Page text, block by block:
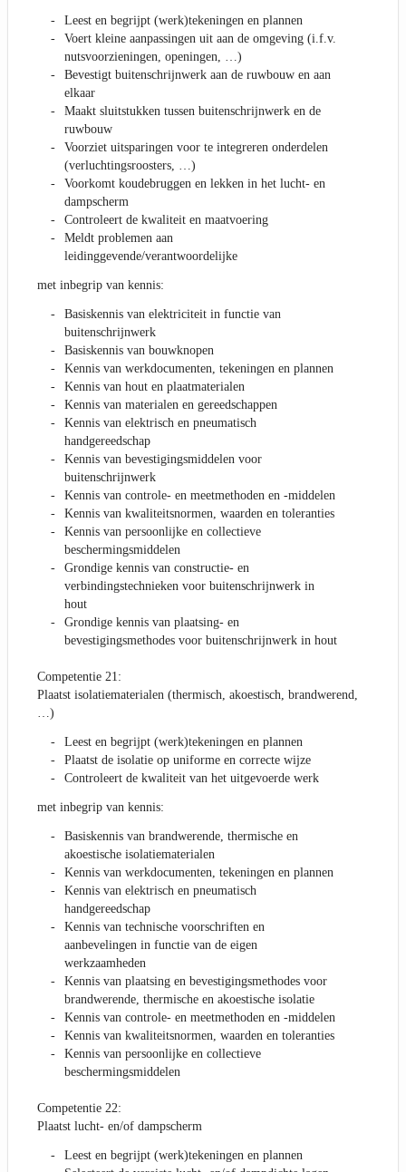
Leest en begrijpt (werk)tekeningen en plannen
Voert kleine aanpassingen uit aan de omgeving (i.f.v.
nutsvoorzieningen, openingen, …)
Bevestigt buitenschrijnwerk aan de ruwbouw en aan
elkaar
Maakt sluitstukken tussen buitenschrijnwerk en de
ruwbouw
Voorziet uitsparingen voor te integreren onderdelen
(verluchtingsroosters, …)
Voorkomt koudebruggen en lekken in het lucht- en
dampscherm
Controleert de kwaliteit en maatvoering
Meldt problemen aan
leidinggevende/verantwoordelijke
met inbegrip van kennis:
Basiskennis van elektriciteit in functie van
buitenschrijnwerk
Basiskennis van bouwknopen
Kennis van werkdocumenten, tekeningen en plannen
Kennis van hout en plaatmaterialen
Kennis van materialen en gereedschappen
Kennis van elektrisch en pneumatisch
handgereedschap
Kennis van bevestigingsmiddelen voor
buitenschrijnwerk
Kennis van controle- en meetmethoden en -middelen
Kennis van kwaliteitsnormen, waarden en toleranties
Kennis van persoonlijke en collectieve
beschermingsmiddelen
Grondige kennis van constructie- en
verbindingstechnieken voor buitenschrijnwerk in
hout
Grondige kennis van plaatsing- en
bevestigingsmethodes voor buitenschrijnwerk in hout
Competentie 21:
Plaatst isolatiematerialen (thermisch, akoestisch, brandwerend,
…)
Leest en begrijpt (werk)tekeningen en plannen
Plaatst de isolatie op uniforme en correcte wijze
Controleert de kwaliteit van het uitgevoerde werk
met inbegrip van kennis:
Basiskennis van brandwerende, thermische en
akoestische isolatiematerialen
Kennis van werkdocumenten, tekeningen en plannen
Kennis van elektrisch en pneumatisch
handgereedschap
Kennis van technische voorschriften en
aanbevelingen in functie van de eigen
werkzaamheden
Kennis van plaatsing en bevestigingsmethodes voor
brandwerende, thermische en akoestische isolatie
Kennis van controle- en meetmethoden en -middelen
Kennis van kwaliteitsnormen, waarden en toleranties
Kennis van persoonlijke en collectieve
beschermingsmiddelen
Competentie 22:
Plaatst lucht- en/of dampscherm
Leest en begrijpt (werk)tekeningen en plannen